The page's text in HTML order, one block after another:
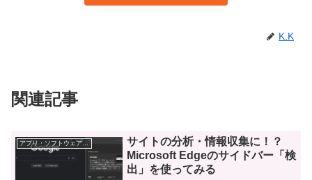
K.K
関連記事
アプリ・ソフトウェア・サービス
サイトの分析・情報収集に！？
Microsoft Edgeのサイドバー「検
出」を使ってみる